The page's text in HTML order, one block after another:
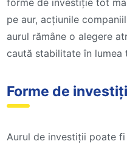
pe aur, acțiunile
aurul rămâne o alegere
caută stabilitate în lumea
Forme de
Aurul de investiții poate